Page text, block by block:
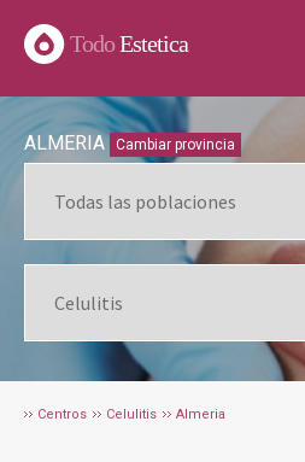
TodoEstetica
ALMERIA Cambiar provincia
Centros Celulitis Almeria